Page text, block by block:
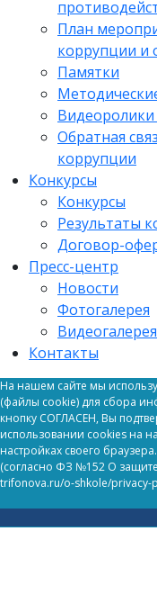
План
коррупции и
Памятки
Обратная
коррупции
Конкурсы
Конкурсы
Результаты
Договор-
Пресс-центр
Новости
Фотогалерея
Видеогалерея
Контакты
На нашем сайте мы
(файлы cookie) для сбора
кнопку СОГЛАСЕН, Вы
использовании cookies на
настройках своего
(согласно ФЗ №152 О
trifonova.ru/o-shkole/privacy-